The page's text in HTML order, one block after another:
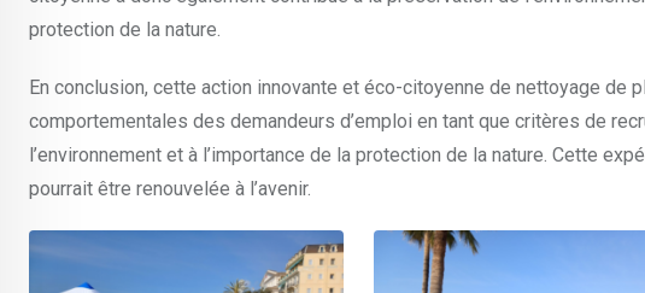
protection de la nature.
En conclusion, cette action innovante et éco-citoyenne de nettoyage
comportementales des demandeurs d’emploi en tant que critères de
l’environnement et à l’importance de la protection de la nature. Cette
pourrait être renouvelée à l’avenir.